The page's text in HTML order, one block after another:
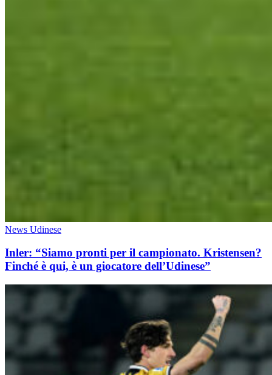
News Udinese
Inler: “Siamo pronti per il campionato. Kristensen?
Finché è qui, è un giocatore dell’Udinese”